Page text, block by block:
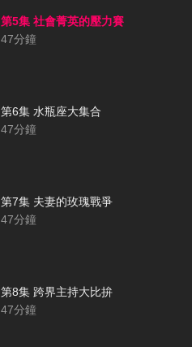
第5集 社會菁英的壓力賽
47分鐘
第6集 水瓶座大集合
47分鐘
第7集 夫妻的玫瑰戰爭
47分鐘
第8集 跨界主持大比拚
47分鐘